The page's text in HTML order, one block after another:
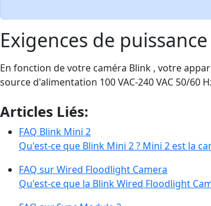
Exigences de puissance
En fonction de votre caméra Blink , votre
source d'alimentation 100 VAC-240 VAC 50/60
Articles Liés:
FAQ Blink Mini 2
Qu'est-ce que Blink Mini 2 ? Mini 2 est la
FAQ sur Wired Floodlight Camera
Qu'est-ce que la Blink Wired Floodlight